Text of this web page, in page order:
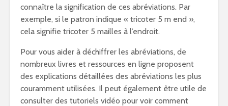
connaître la signification de ces abréviations. Par
exemple, si le patron indique « tricoter 5 m end »,
cela signifie tricoter 5 mailles à l’endroit.
Pour vous aider à déchiffrer les abréviations, de
nombreux livres et ressources en ligne proposent
des explications détaillées des abréviations les plus
couramment utilisées. Il peut également être utile de
consulter des tutoriels vidéo pour voir comment